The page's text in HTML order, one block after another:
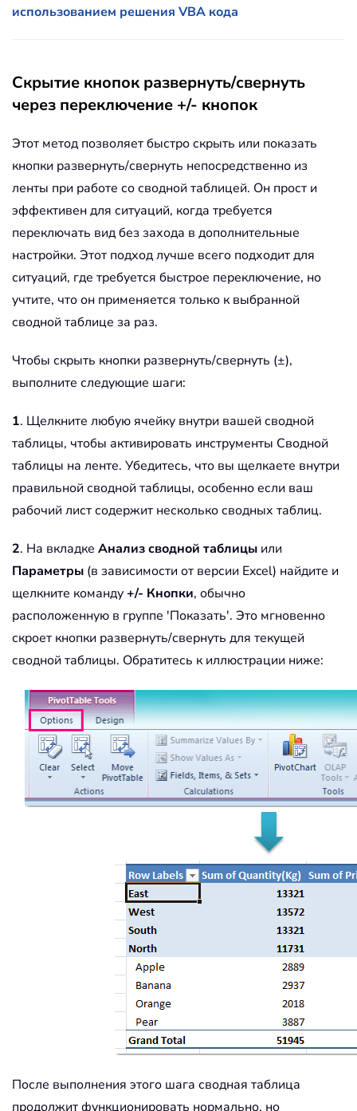
использованием решения VBA кода
Скрытие кнопок развернуть/свернуть
через переключение +/- кнопок
Этот метод позволяет быстро скрыть или показать
кнопки развернуть/свернуть непосредственно из
ленты при работе со сводной таблицей. Он прост и
эффективен для ситуаций, когда требуется
переключать вид без захода в дополнительные
настройки. Этот подход лучше всего подходит для
ситуаций, где требуется быстрое переключение, но
учтите, что он применяется только к выбранной
сводной таблице за раз.
Чтобы скрыть кнопки развернуть/свернуть (±),
выполните следующие шаги:
1. Щелкните любую ячейку внутри вашей сводной
таблицы, чтобы активировать инструменты Сводной
таблицы на ленте. Убедитесь, что вы щелкаете внутри
правильной сводной таблицы, особенно если ваш
рабочий лист содержит несколько сводных таблиц.
2. На вкладке Анализ сводной таблицы или
Параметры (в зависимости от версии Excel) найдите и
щелкните команду+/- Кнопки, обычно
расположенную в группе 'Показать'. Это мгновенно
скроет кнопки развернуть/свернуть для текущей
сводной таблицы. Обратитесь к иллюстрации ниже:
После выполнения этого шага сводная таблица
продолжит функционировать нормально, но